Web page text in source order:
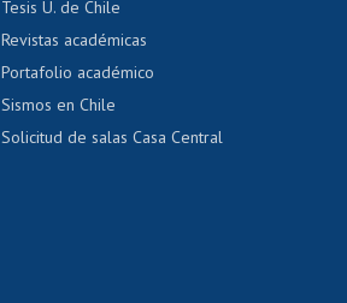
Tesis U. de Chile
Revistas académicas
Portafolio académico
Sismos en Chile
Solicitud de salas Casa Central